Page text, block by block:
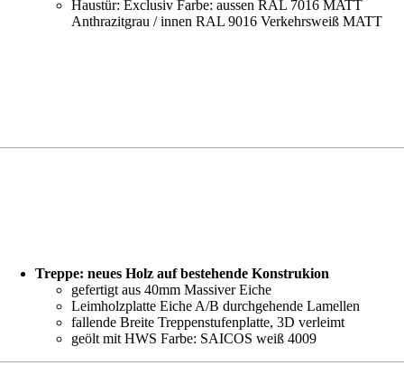
Haustür: Exclusiv Farbe: aussen RAL 7016 MATT
Anthrazitgrau / innen RAL 9016 Verkehrsweiß MATT
Treppe: neues Holz auf bestehende Konstrukion
gefertigt aus 40mm Massiver Eiche
Leimholzplatte Eiche A/B durchgehende Lamellen
fallende Breite Treppenstufenplatte, 3D verleimt
geölt mit HWS Farbe: SAICOS weiß 4009